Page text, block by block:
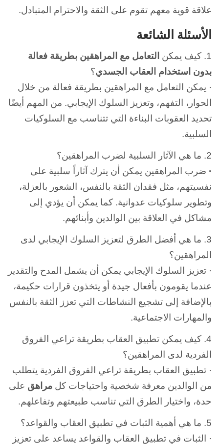
علاقة قوية معهم تقوم على الثقة والاحترام المتبادل.
الأسئلة الشائعة
1. كيف يمكن
التعامل مع المراهقين بطريقة فعالة
بدون استخدام العقاب الجسدي؟
· يمكن التعامل مع المراهقين بطريقة فعالة من خلال
الحوار، التفهم، وتعزيز السلوك الإيجابي. من المهم أيضًا
تحديد العقوبات البناءة التي تتناسب مع السلوكيات
السلبية.
2. ما هي الآثار السلبية
لضرب المراهقين؟
· ضرب المراهقين يمكن أن يترك آثاراً سلبية على
نفسيتهم، مثل فقدان الثقة بالنفس، الشعور بالعزلة،
وتطوير سلوكيات عدوانية. كما يمكن أن يؤدي إلى
مشاكل في العلاقة بين الوالدين وأبنائهم.
3. ما هي أفضل الطرق لتعزيز السلوك الإيجابي لدى
المراهقين؟
· تعزيز السلوك الإيجابي يمكن أن يشمل المدح والتقدير
عندما يقومون بأفعال جيدة أو يتخذون قرارات حكيمة،
بالإضافة إلى تشجيع النشاطات التي تعزز الثقة بالنفس
والمهارات الاجتماعية.
4. كيف يمكن تطبيق العقاب بطريقة تراعي الفروق
الفردية لدى المراهقين؟
· تطبيق العقاب بطريقة تراعي الفروق الفردية يتطلب
من الوالدين معرفة شخصية واحتياجات كل مراهق على
حدة، واختيار الطرق التي تناسب طبيعتهم وتفاعلهم.
5. ما هي أهمية الثبات في تطبيق
العقاب والقواعد؟
· الثبات في تطبيق العقاب والقواعد يساعد على تعزيز